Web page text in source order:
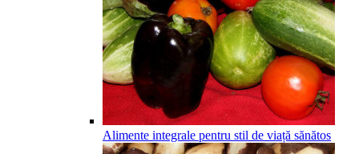
Alimente integrale pentru stil de viață sănătos